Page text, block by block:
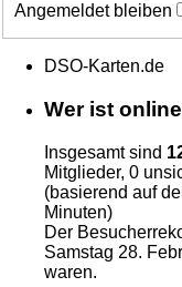
Angemeldet bleiben
DSO-Karten.de
Wer ist
Insgesamt sind
Mitglieder, 0
(basierend auf
Minuten)
Der
Samstag 28.
waren.